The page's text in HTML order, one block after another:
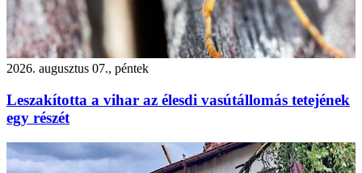
2026. augusztus 07., péntek
Leszakította a vihar az élesdi vasútállomás tetejének
egy részét